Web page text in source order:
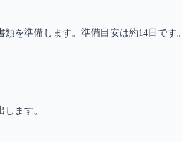
を準備します。準備目安は約14日です。
ます。